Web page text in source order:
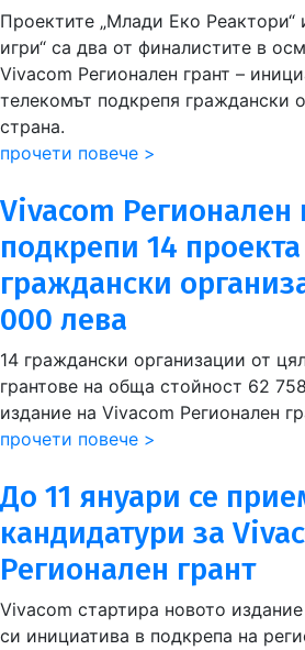
Проектите „Млади Еко
игри“ са два от финалистите в
Vivacom Регионален грант –
телекомът подкрепя граждански
страна.
прочети повече >
Vivacom Регионален
подкрепи 14
граждански
000 лева
14 граждански организации от
грантове на обща стойност 62
издание на Vivacom Регионален
прочети повече >
До 11 януари се
кандидатури за
Регионален грант
Vivacom стартира новото
си инициатива в подкрепа на